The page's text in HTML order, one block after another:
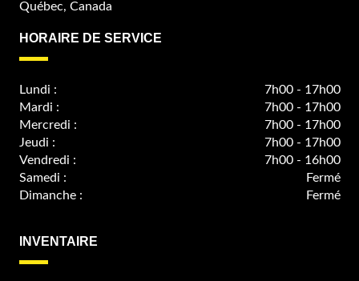
Québec, Canada
HORAIRE DE SERVICE
Lundi :
7h00 - 17h00
Mardi :
7h00 - 17h00
Mercredi :
7h00 - 17h00
Jeudi :
7h00 - 17h00
Vendredi :
7h00 - 16h00
Samedi :
Fermé
Dimanche :
Fermé
INVENTAIRE